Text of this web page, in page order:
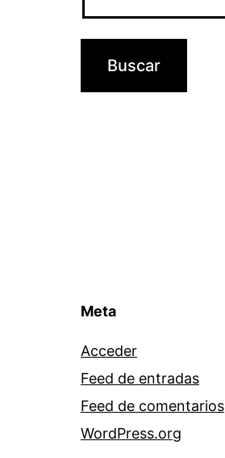
Meta
Acceder
Feed de entradas
Feed de comentarios
WordPress.org